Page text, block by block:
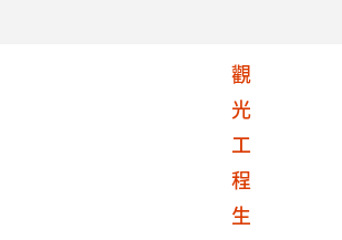
觀
光
工
程
生